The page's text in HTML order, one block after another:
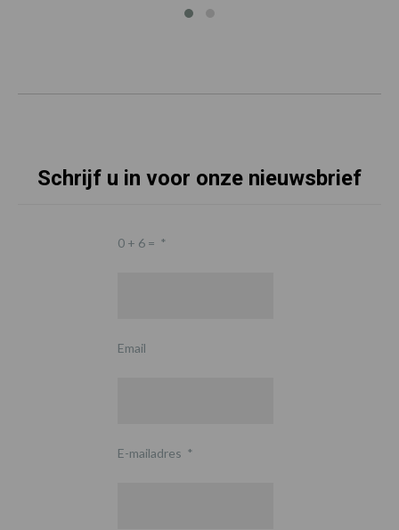
Schrijf u in voor onze nieuwsbrief
0 + 6 = *
Email
E-mailadres *